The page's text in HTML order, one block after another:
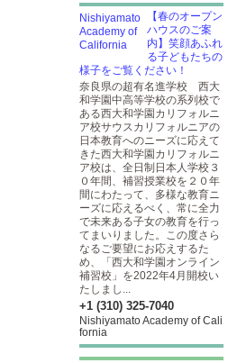
【春のオープン
ハウスのご案
内】笑顔あふれ
る子どもたちの
様子をご覧ください！
奈良県の超有名進学校 西大
和学園中高等学校の系列校で
ある西大和学園カリフォルニ
ア校サウスカリフォルニアの
日本教育へのニーズに応えて
きた西大和学園カリフォルニ
ア校は、全日制日本人学校３
０年間、補習授業校を２０年
間にわたって、多様な教育ニ
ーズに応えるべく、常に全力
で未来ある子女の教育を行っ
てまいりました。この度さら
なるご要望にお応えするた
め、「西大和学園オンライン
補習校」を2022年4月開校い
たしまし...
+1 (310) 325-7040
Nishiyamato Academy of Cali
fornia